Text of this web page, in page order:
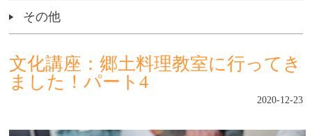
その他
文化講座：郷土料理教室に行ってき
ました！パート4
2020-12-23